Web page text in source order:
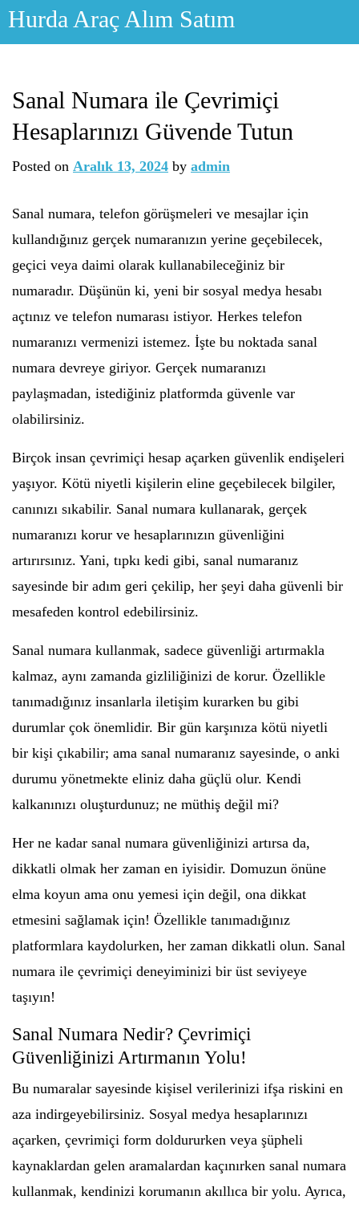
Skip
Hurda Araç Alım Satım
Sanal Numara ile Çevrimiçi
Hesaplarınızı Güvende Tutun
Posted on Aralık 13, 2024 by admin
Sanal numara, telefon görüşmeleri ve mesajlar için
kullandığınız gerçek numaranızın yerine geçebilecek,
geçici veya daimi olarak kullanabileceğiniz bir
numaradır. Düşünün ki, yeni bir sosyal medya hesabı
açtınız ve telefon numarası istiyor. Herkes telefon
numaranızı vermenizi istemez. İşte bu noktada sanal
numara devreye giriyor. Gerçek numaranızı
paylaşmadan, istediğiniz platformda güvenle var
olabilirsiniz.
Birçok insan çevrimiçi hesap açarken güvenlik endişeleri
yaşıyor. Kötü niyetli kişilerin eline geçebilecek bilgiler,
canınızı sıkabilir. Sanal numara kullanarak, gerçek
numaranızı korur ve hesaplarınızın güvenliğini
artırırsınız. Yani, tıpkı kedi gibi, sanal numaranız
sayesinde bir adım geri çekilip, her şeyi daha güvenli bir
mesafeden kontrol edebilirsiniz.
Sanal numara kullanmak, sadece güvenliği artırmakla
kalmaz, aynı zamanda gizliliğinizi de korur. Özellikle
tanımadığınız insanlarla iletişim kurarken bu gibi
durumlar çok önemlidir. Bir gün karşınıza kötü niyetli
bir kişi çıkabilir; ama sanal numaranız sayesinde, o anki
durumu yönetmekte eliniz daha güçlü olur. Kendi
kalkanınızı oluşturdunuz; ne müthiş değil mi?
Her ne kadar sanal numara güvenliğinizi artırsa da,
dikkatli olmak her zaman en iyisidir. Domuzun önüne
elma koyun ama onu yemesi için değil, ona dikkat
etmesini sağlamak için! Özellikle tanımadığınız
platformlara kaydolurken, her zaman dikkatli olun. Sanal
numara ile çevrimiçi deneyiminizi bir üst seviyeye
taşıyın!
Sanal Numara Nedir? Çevrimiçi
Güvenliğinizi Artırmanın Yolu!
Bu numaralar sayesinde kişisel verilerinizi ifşa riskini en
aza indirgeyebilirsiniz. Sosyal medya hesaplarınızı
açarken, çevrimiçi form doldururken veya şüpheli
kaynaklardan gelen aramalardan kaçınırken sanal numara
kullanmak, kendinizi korumanın akıllıca bir yolu. Ayrıca,